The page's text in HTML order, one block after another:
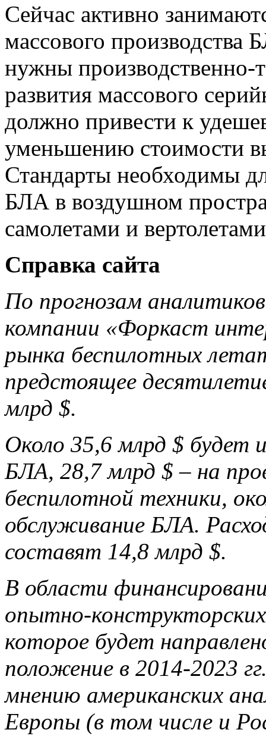
Сейчас активно
массового
нужны производственно-
развития массового
должно привести к
уменьшению стоимости
Стандарты необходимы
БЛА в воздушном
самолетами и
Справка сайта
По прогнозам
компании «Форкаст
рынка беспилотных
предстоящее
млрд $.
Около 35,6 млрд $ будет
БЛА, 28,7 млрд $ – на
беспилотной техники,
обслуживание БЛА.
составят 14,8 млрд $.
В области
опытно-
которое будет
положение в 2014-2023
мнению американских
Европы (в том числе и